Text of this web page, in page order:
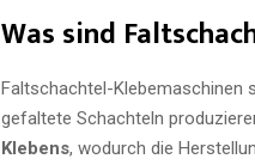
Was sind
Faltschachtel-Klebemaschinen
gefaltete Schachteln
Klebens, wodurch die